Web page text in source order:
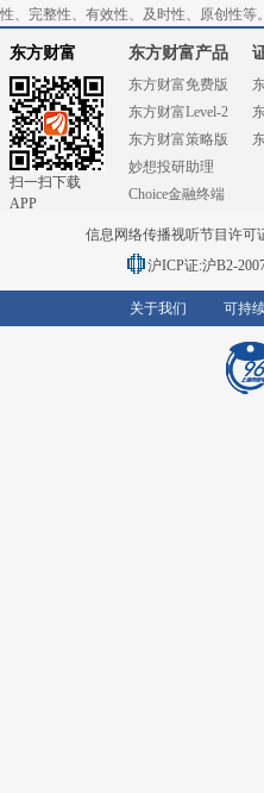
性、完整性、有效性、及时性、原创性
东方财富
扫一扫下载
APP
东方财富产品
东方财富免费版
东方财富Level-2
东方财富策略版
妙想投研助理
Choice金融终端
信息网络传播视听节目许可
沪ICP证:沪B2-
关于我们 可持